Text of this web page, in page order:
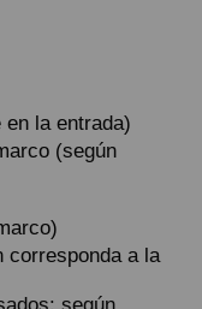
la entrada)
(según
corresponda a la